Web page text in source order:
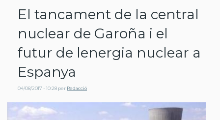
El tancament de la central
nuclear de Garoña i el
futur de lenergia nuclear a
Espanya
04/08/2017 - 10:28 per Redacció